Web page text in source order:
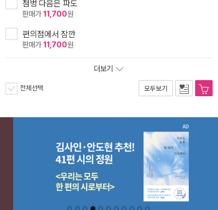
첨벙 다음은 파도
판매가11,700원
편의점에서 잠깐
판매가11,700원
더보기
전체선택 모두보기